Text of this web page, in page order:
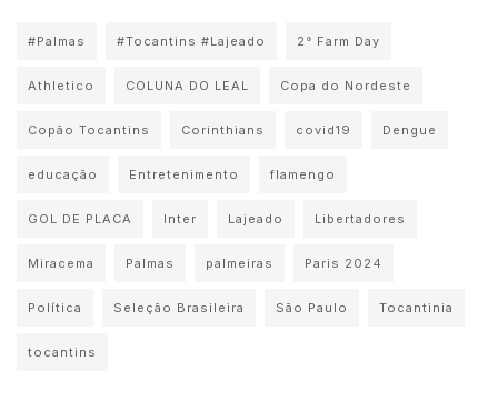
#Palmas #Tocantins #Lajeado 2° Farm Day
Athletico COLUNA DO LEAL Copa do Nordeste
Copão Tocantins Corinthians covid19 Dengue
educação Entretenimento flamengo
GOL DE PLACA Inter Lajeado Libertadores
Miracema Palmas palmeiras Paris 2024
Política Seleção Brasileira São Paulo Tocantinia
tocantins